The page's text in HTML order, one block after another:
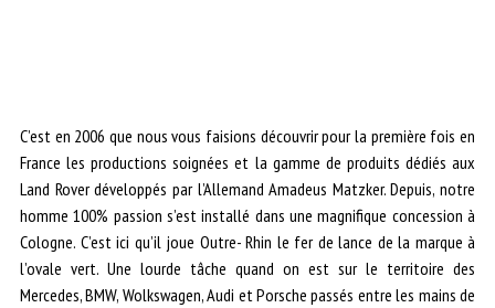
C’est en 2006 que nous vous faisions découvrir pour la première fois en
France les productions soignées et la gamme de produits dédiés aux
Land Rover développés par l’Allemand Amadeus Matzker. Depuis, notre
homme 100% passion s’est installé dans une magnifique concession à
Cologne. C’est ici qu’il joue Outre- Rhin le fer de lance de la marque à
l’ovale vert. Une lourde tâche quand on est sur le territoire des
Mercedes, BMW, Wolkswagen, Audi et Porsche passés entre les mains de